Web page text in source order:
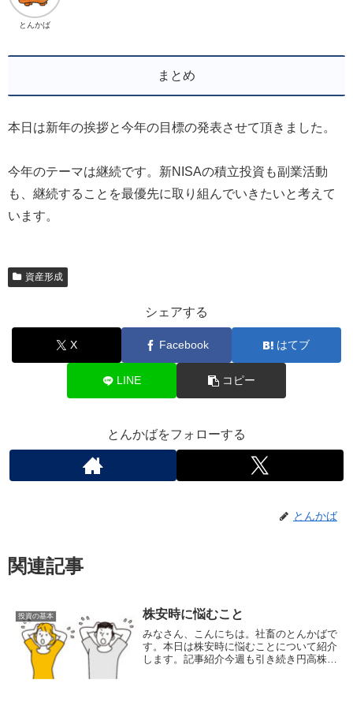
とんかば
まとめ
本日は新年の挨拶と今年の目標の発表させて頂きました。
今年のテーマは継続です。新NISAの積立投資も副業活動
も、継続することを最優先に取り組んでいきたいと考えて
います。
資産形成
シェアする
X Facebook はてブ
LINE コピー
とんかばをフォローする
とんかば
関連記事
投資の基本 株安時に悩むこと
みなさん、こんにちは。社畜のとんかばで
す。本日は株安時に悩むことについて紹介
します。記事紹介今週も引き続き円高株安